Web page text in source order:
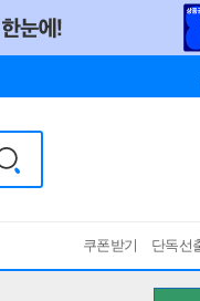
쿠폰받기 단독선